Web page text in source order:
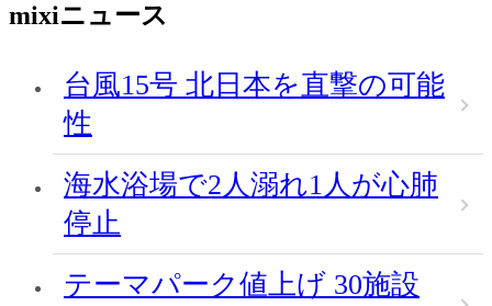
mixiニュース
台風15号 北日本を直撃の可能
性
海水浴場で2人溺れ1人が心肺
停止
テーマパーク値上げ 30施設